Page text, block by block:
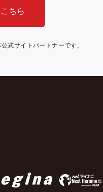
ちら
式サイトパートナーです。